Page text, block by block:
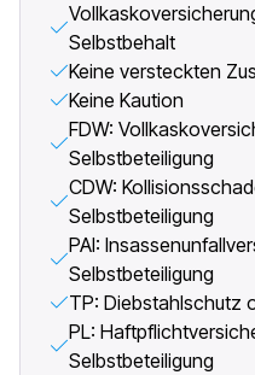
Selbstbehalt
Keine versteckten
Keine Kaution
FDW:
Selbstbeteiligung
CDW:
Selbstbeteiligung
PAI:
Selbstbeteiligung
TP: Diebstahlschutz
PL:
Selbstbeteiligung